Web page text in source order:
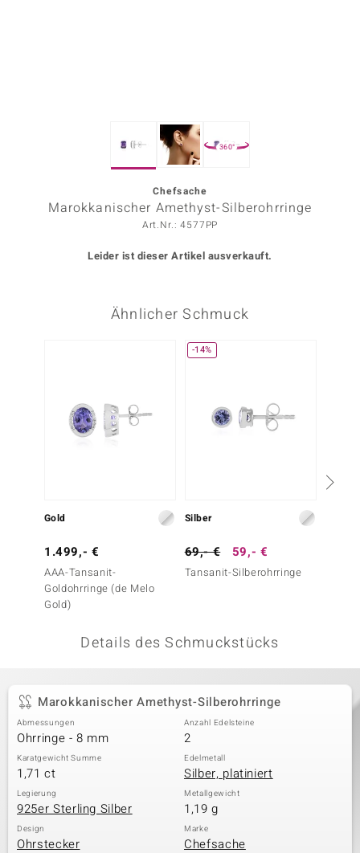
BY DE MELO
Collection
Classics
360°
Chefsache
Marokkanischer Amethyst-Silberohrringe
Art.Nr.: 4577PP
Leider ist dieser Artikel ausverkauft.
Ähnlicher Schmuck
Gold
1.499,- €
AAA-Tansanit-
Goldohrringe (de Melo
Gold)
-14%
Silber
69,- € 59,- €
Tansanit-Silberohrringe
Details des Schmuckstücks
Marokkanischer Amethyst-Silberohrringe
Abmessungen
Ohrringe - 8 mm
Anzahl Edelsteine
2
Karatgewicht Summe
1,71 ct
Edelmetall
Silber, platiniert
Legierung
925er Sterling Silber
Metallgewicht
1,19 g
Design
Ohrstecker
Marke
Chefsache